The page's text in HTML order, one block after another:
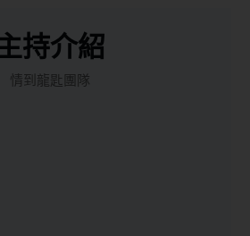
持介紹
情到龍匙團隊